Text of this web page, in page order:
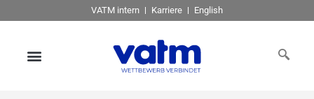
VATM intern Karriere English